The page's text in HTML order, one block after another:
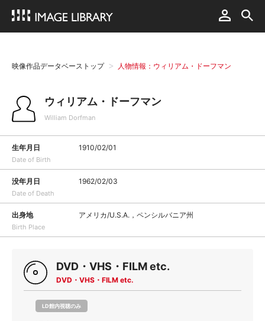
映像作品データベーストップ 人物情報：ウィリアム・ドーフマン
ウィリアム・ドーフマン
William Dorfman
生年月日
Date of Birth
1910/02/01
没年月日
Date of Death
1962/02/03
出身地
Birth Place
アメリカ/U.S.A.，ペンシルバニア州
DVD・VHS・FILM etc.
DVD・VHS・FILM etc.
LD館内視聴のみ